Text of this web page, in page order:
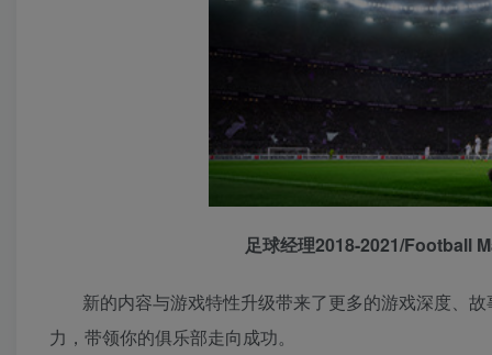
足球经理2018-2021/Football
新的内容与游戏特性升级带来了更多的游戏深度、
力，带领你的俱乐部走向成功。